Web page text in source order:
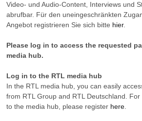
Video- und Audio-Content, Interviews und
abrufbar. Für den uneingeschränkten
Angebot registrieren Sie sich bitte hier.
Please log in to access the requested
media hub.
Log in to the RTL media hub
In the RTL media hub, you can easily
from RTL Group and RTL Deutschland.
to the media hub, please register here